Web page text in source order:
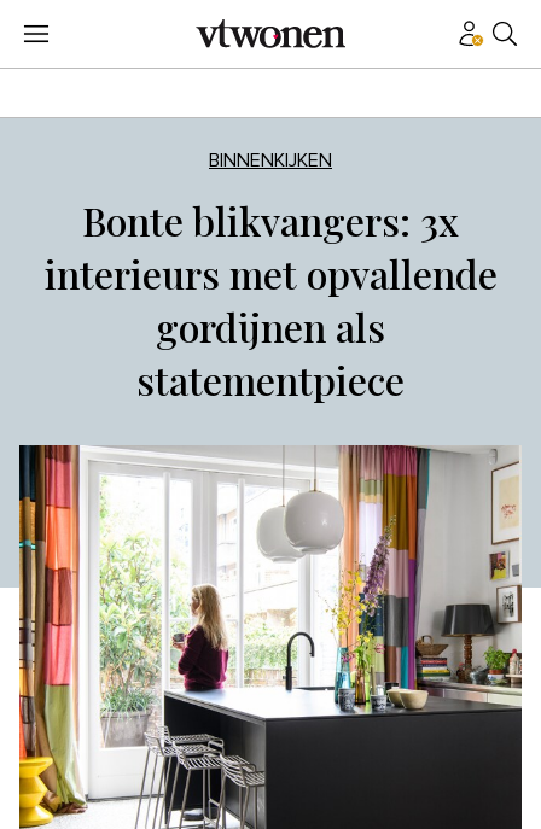
BINNENKIJKEN
Bonte blikvangers: 3x
interieurs met opvallende
gordijnen als
statementpiece